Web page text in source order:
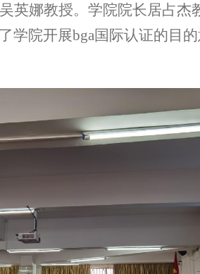
英娜教授。学院院长居占杰
学院开展bga国际认证的目